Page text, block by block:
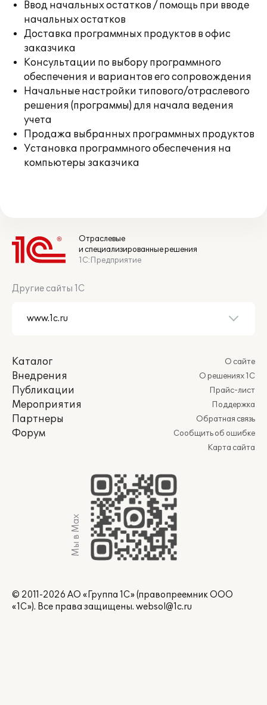
Ввод начальных остатков / помощь при вводе
начальных остатков
Доставка программных продуктов в офис
заказчика
Консультации по выбору программного
обеспечения и вариантов его сопровождения
Начальные настройки типового/отраслевого
решения (программы) для начала ведения
учета
Продажа выбранных программных продуктов
Установка программного обеспечения на
компьютеры заказчика
Отраслевые
и специализированные решения
1С:Предприятие
Другие сайты 1С
Каталог
Внедрения
Публикации
Мероприятия
Партнеры
Форум
О сайте
О решениях 1С
Прайс-лист
Поддержка
Обратная связь
Сообщить об ошибке
Карта сайта
Мы в Max
© 2011-2026 АО «Группа 1С» (правопреемник ООО
«1С»). Все права защищены. websol@1c.ru